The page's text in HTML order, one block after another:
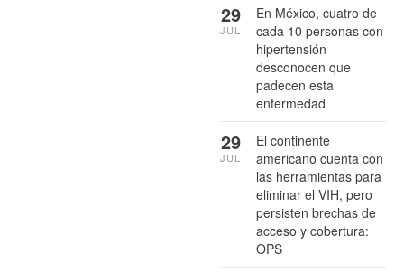
En México, cuatro de
cada 10 personas con
hipertensión
desconocen que
padecen esta
enfermedad
29
JUL
El continente
americano cuenta con
las herramientas para
eliminar el VIH, pero
persisten brechas de
acceso y cobertura:
OPS
29
JUL